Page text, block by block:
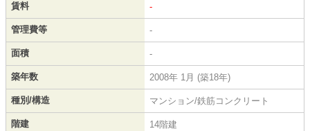
賃料 -
管理費等 -
面積 -
築年数 2008年 1月 (築18年)
種別/構造 マンション/鉄筋コンクリート
階建 14階建